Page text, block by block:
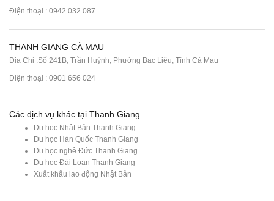
Điện thoại : 0942 032 087
THANH GIANG CÀ MAU
Địa Chỉ :Số 241B, Trần Huỳnh, Phường Bạc Liêu, Tỉnh Cà Mau
Điện thoại : 0901 656 024
Các dịch vụ khác tại Thanh Giang
Du học Nhật Bản Thanh Giang
Du học Hàn Quốc Thanh Giang
Du học nghề Đức Thanh Giang
Du học Đài Loan Thanh Giang
Xuất khẩu lao động Nhật Bản